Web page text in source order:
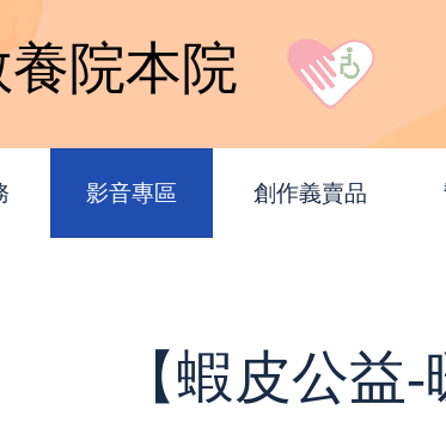
院本院
影音專區 創作義賣品
【蝦皮公益